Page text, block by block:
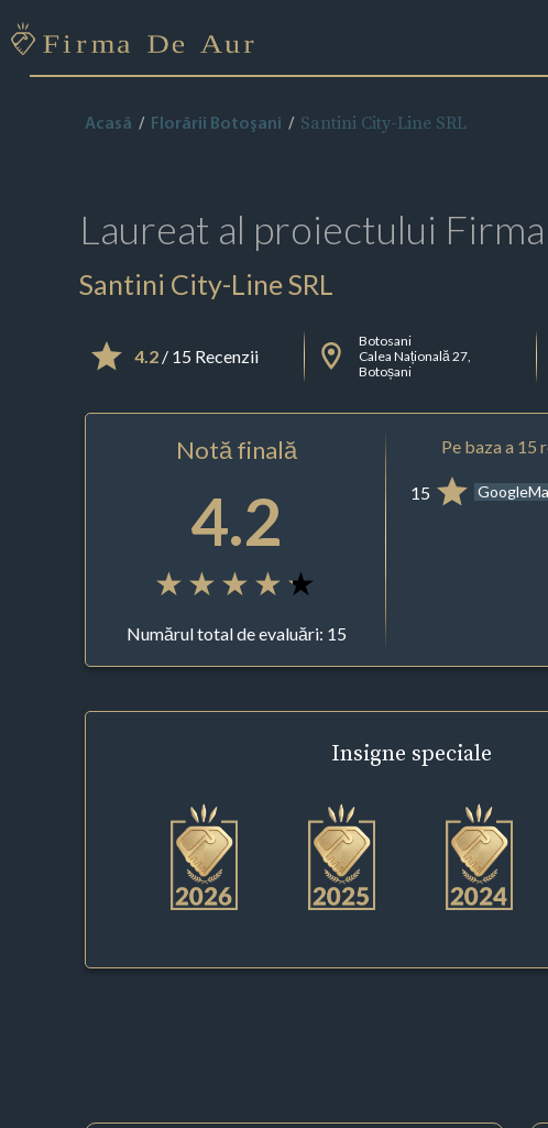
Acasă Florării Botoşani Santini City-Line SRL
Laureat al proiectului
Santini City-Line SRL
4.2/ 15 Recenzii
Botosani
Calea Națională 27,
Botoșani
Notă finală
4.2
Numărul total de evaluări: 15
Pe baza a 15
15
Insigne speciale